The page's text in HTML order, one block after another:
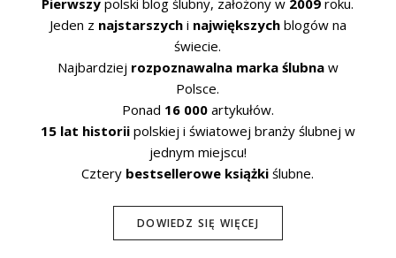
Pierwszy polski blog ślubny, założony w 2009 roku.
Jeden z najstarszychi największychblogów na
świecie.
Najbardziej rozpoznawalna marka ślubnaw
Polsce.
Ponad 16 000artykułów.
15 lat historiipolskiej i światowej branży ślubnej w
jednym miejscu!
Cztery bestsellerowe książki ślubne.
DOWIEDZ SIĘ WIĘCEJ